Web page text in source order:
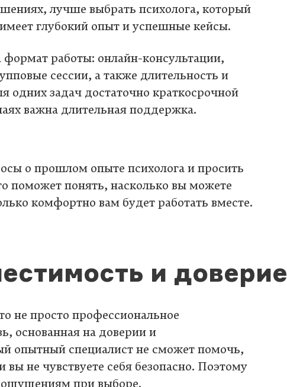
лучше выбрать психолога, который
глубокий опыт и успешные кейсы.
работы: онлайн-консультации,
сессии, а также длительность и
одних задач достаточно краткосрочной
важна длительная поддержка.
о прошлом опыте психолога и просить
поможет понять, насколько вы можете
комфортно вам будет работать вместе.
и доверие
не просто профессиональное
основанная на доверии и
опытный специалист не сможет помочь,
не чувствуете себя безопасно. Поэтому
при выборе.